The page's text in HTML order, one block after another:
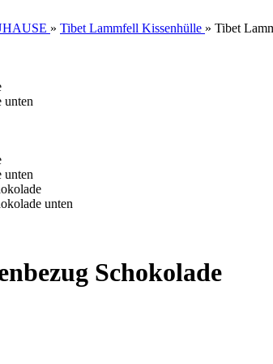
» Tibet Lammfell Kissenhülle » Tibet
Schokolade